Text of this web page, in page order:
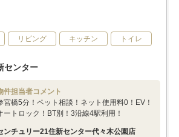
リビング キッチン トイレ
センター
件担当者コメント
宮橋5分！ペット相談！ネット使用料0！EV！
ートロック！BT別！3沿線4駅利用！
ンチュリー21住新センター代々木公園店